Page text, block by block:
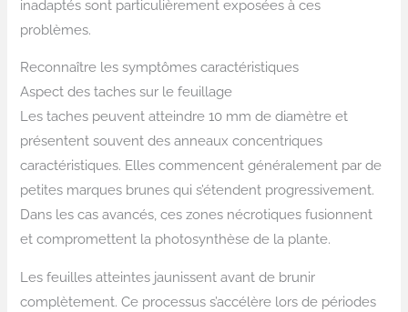
inadaptés sont particulièrement exposées à ces
problèmes.
Reconnaître les symptômes caractéristiques
Aspect des taches sur le feuillage
Les taches peuvent atteindre 10 mm de diamètre et
présentent souvent des anneaux concentriques
caractéristiques. Elles commencent généralement par de
petites marques brunes qui s’étendent progressivement.
Dans les cas avancés, ces zones nécrotiques fusionnent
et compromettent la photosynthèse de la plante.
Les feuilles atteintes jaunissent avant de brunir
complètement. Ce processus s’accélère lors de périodes